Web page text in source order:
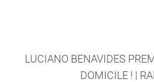
LUCIANO BENAVIDES
DOMICILE ! |